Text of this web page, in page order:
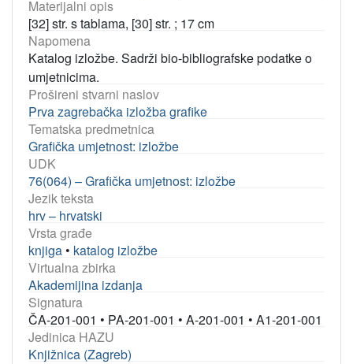
Materijalni opis
[32] str. s tablama, [30] str. ; 17 cm
Napomena
Katalog izložbe. Sadrži bio-bibliografske podatke o
umjetnicima.
Prošireni stvarni naslov
Prva zagrebačka izložba grafike
Tematska predmetnica
Grafička umjetnost: izložbe
UDK
76(064) – Grafička umjetnost: izložbe
Jezik teksta
hrv – hrvatski
Vrsta građe
knjiga • katalog izložbe
Virtualna zbirka
Akademijina izdanja
Signatura
ČA-201-001 • PA-201-001 • A-201-001 • A1-201-001
Jedinica HAZU
Knjižnica (Zagreb)